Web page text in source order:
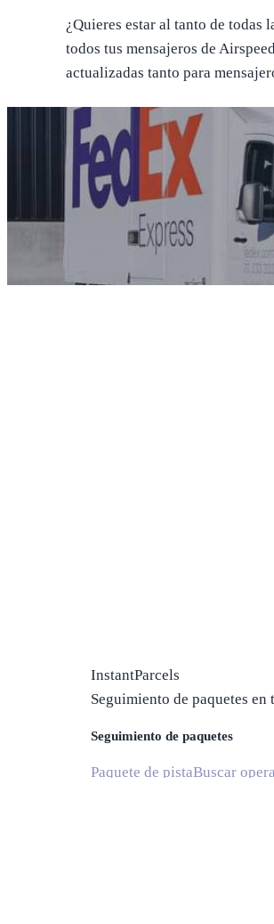
¿Quieres estar al tanto de todas
todos tus mensajeros de
actualizadas tanto para
InstantParcels
Seguimiento de paquetes
Seguimiento de paquetes
Paquete de pistaBuscar